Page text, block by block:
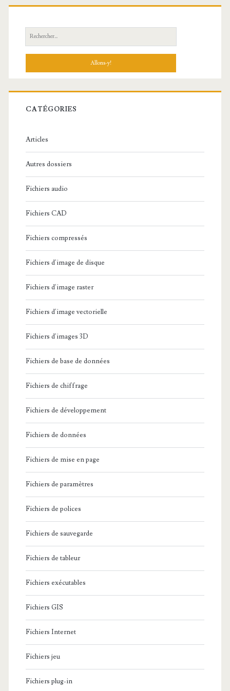
R
e
h
r
c
:
CATÉGORIES
Articles
Autres dossiers
Fichiers audio
Fichiers CAD
Fichiers compressés
Fichiers d'image de disque
Fichiers d'image raster
Fichiers d'image vectorielle
Fichiers d'images 3D
Fichiers de base de données
Fichiers de chiffrage
Fichiers de développement
Fichiers de données
Fichiers de mise en page
Fichiers de paramètres
Fichiers de polices
Fichiers de sauvegarde
Fichiers de tableur
Fichiers exécutables
Fichiers GIS
Fichiers Internet
Fichiers jeu
Fichiers plug-in